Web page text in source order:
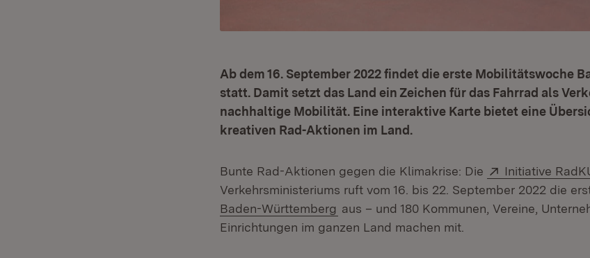
Ab dem 16. September 2022 findet die erste Mobilitätswoche
statt. Damit setzt das Land ein Zeichen für das Fahrrad als
nachhaltige Mobilität. Eine interaktive Karte bietet eine
kreativen Rad-Aktionen im Land.
Bunte Rad-Aktionen gegen die Klimakrise: Die Extern:
Initiative
Verkehrsministeriums ruft vom 16. bis 22. September 2022 die
Baden-Württemberg (Öffnet in neuem Fenster)
aus – und 180 Kommunen, Vereine,
Einrichtungen im ganzen Land machen mit.